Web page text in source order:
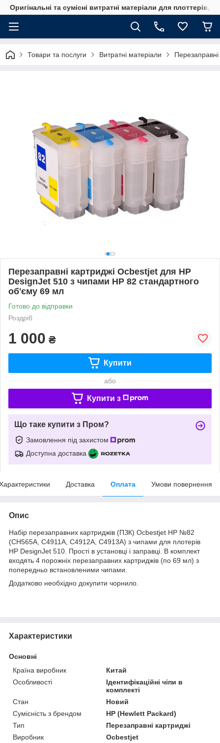
Оригінальні та сумісні витратні матеріали для плоттерів,
Товари та послуги Витратні матеріали
Перезаправні картриджі Ocbestjet для HP
DesignJet 510 з чипами HP 82 стандартного
об'єму 69 мл
Готово до відправки
Роздріб
1 000 ₴
Купити
або
Купити з
Що таке купити з Пром?
Замовлення під захистом
Доступна доставка
Доставка Оплата Умови повернення
Опис
Набір перезаправних картриджів (ПЗК) Ocbestjet HP №82
(CH565A, C4911A, C4912A, C4913A) з чипами для плотерів
HP DesignJet 510. Прості в установці і заправці. В комплект
входять 4 порожніх перезаправних картриджів (по 69 мл) з
попередньо встановленими чипами.
Додатково необхідно докупити чорнило.
Характеристики
Основні
Країна виробник
Китай
Особливості
Ідентифікаційні чіпи в
комплекті
Стан
Новий
Сумісність з брендом
HP (Hewlett Packard)
Тип
Перезаправні картриджі
Виробник
Ocbestjet